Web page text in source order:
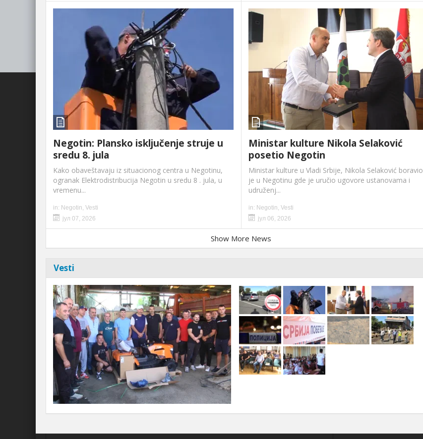
Negotin: Plansko isključenje struje u
sredu 8. jula
Kako obaveštavaju iz situacionog centra u Negotinu,
ogranak Elektrodistribucija Negotin u sredu 8 . jula, u
vremenu...
in: Negotin, Vesti
јул 07, 2026
Ministar kulture Nikola Selaković
posetio Negotin
Ministar kulture u Vladi Srbije, Nikola Selaković boravio
je u Negotinu gde je uručio ugovore ustanovama i
udruženj...
in: Negotin,Vesti
јул 06, 2026
Show More News
Vesti